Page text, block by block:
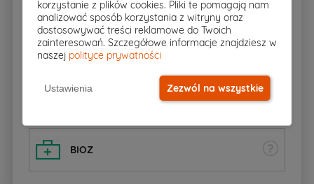
Zgoda na zmiany
BIOZ
korzystanie z plików cookies. Pliki te pomagają nam
analizować sposób korzystania z witryny oraz
dostosowywać treści reklamowe do Twoich
zainteresowań. Szczegółowe informacje znajdziesz w
naszej polityce prywatności
Ustawienia Zezwól na wszystkie